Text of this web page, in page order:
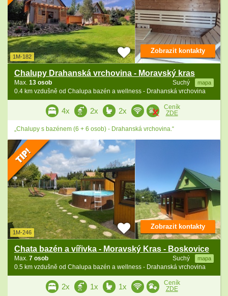
1M-182
Chalupy Drahanská vrchovina - Moravský kras
Suchý mapa
Max. 13 osob
0.4 km vzdušně od Chalupa bazén a wellness - Drahanská vrchovina
Zobrazit kontakty
4x 2x 2x
Ceník
ZDE
„Chalupy s bazénem (6 + 6 osob) - Drahanská vrchovina.“
1M-246
Chata bazén a vířivka - Moravský Kras - Boskovice
Suchý mapa
Max. 7 osob
0.5 km vzdušně od Chalupa bazén a wellness - Drahanská vrchovina
Zobrazit kontakty
2x 1x 1x
Ceník
ZDE